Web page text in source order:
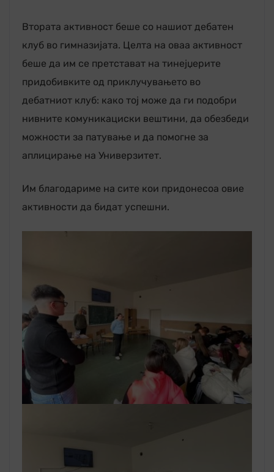
Втората активност беше со нашиот дебатен
клуб во гимназијата. Целта на оваа активност
беше да им се претстават на тинејџерите
придобивките од приклучувањето во
дебатниот клуб: како тој може да ги подобри
нивните комуникациски вештини, да обезбеди
можности за патување и да помогне за
аплицирање на Универзитет.
Им благодариме на сите кои придонесоа овие
активности да бидат успешни.